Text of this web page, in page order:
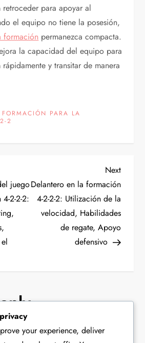
retroceder para apoyar al
el equipo no tiene la posesión,
formación permanezca compacta.
la capacidad del equipo para
y transitar de manera
PARA LA
2
juego
2-2-2:
Next
Post
Next
Delantero en la formación
4-2-2-2: Utilización de la
velocidad, Habilidades
de regate, Apoyo
defensivo
not be published. Required fields
your experience, deliver